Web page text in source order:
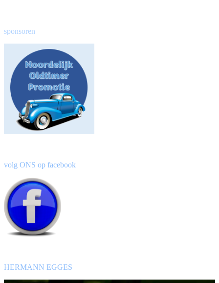
sponsoren
volg ONS op facebook
HERMANN EGGES